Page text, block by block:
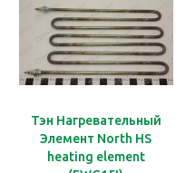
Тэн Нагревательный
Элемент North HS
heating element